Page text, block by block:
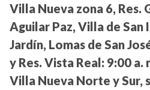
Villa Nueva zona 6, Res.
Aguilar Paz, Villa de San
Jardín, Lomas de San
y Res. Vista Real: 9:00 a.
Villa Nueva Norte y Sur,